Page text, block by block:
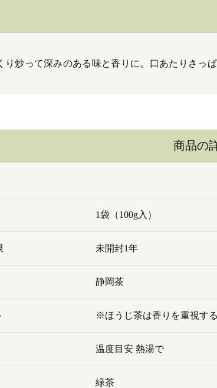
り炒って深みのある味と香りに。口あたりさっ
商品の
1袋（100g入）
未開封1年
静岡茶
※ほうじ茶は香りを重視す
温度目安 熱湯で
緑茶